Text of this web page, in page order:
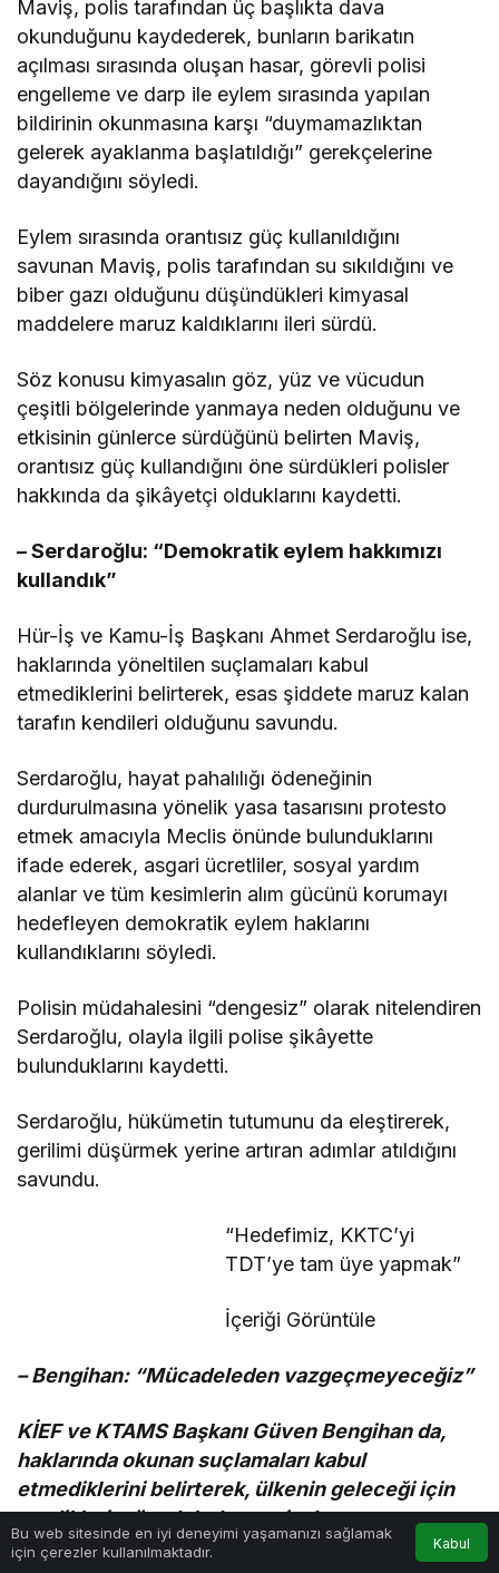
Maviş, polis tarafından üç başlıkta dava
okunduğunu kaydederek, bunların barikatın
açılması sırasında oluşan hasar, görevli polisi
engelleme ve darp ile eylem sırasında yapılan
bildirinin okunmasına karşı “duymamazlıktan
gelerek ayaklanma başlatıldığı” gerekçelerine
dayandığını söyledi.
Eylem sırasında orantısız güç kullanıldığını
savunan Maviş, polis tarafından su sıkıldığını ve
biber gazı olduğunu düşündükleri kimyasal
maddelere maruz kaldıklarını ileri sürdü.
Söz konusu kimyasalın göz, yüz ve vücudun
çeşitli bölgelerinde yanmaya neden olduğunu ve
etkisinin günlerce sürdüğünü belirten Maviş,
orantısız güç kullandığını öne sürdükleri polisler
hakkında da şikâyetçi olduklarını kaydetti.
– Serdaroğlu: “Demokratik eylem hakkımızı
kullandık”
Hür-İş ve Kamu-İş Başkanı Ahmet Serdaroğlu ise,
haklarında yöneltilen suçlamaları kabul
etmediklerini belirterek, esas şiddete maruz kalan
tarafın kendileri olduğunu savundu.
Serdaroğlu, hayat pahalılığı ödeneğinin
durdurulmasına yönelik yasa tasarısını protesto
etmek amacıyla Meclis önünde bulunduklarını
ifade ederek, asgari ücretliler, sosyal yardım
alanlar ve tüm kesimlerin alım gücünü korumayı
hedefleyen demokratik eylem haklarını
kullandıklarını söyledi.
Polisin müdahalesini “dengesiz” olarak nitelendiren
Serdaroğlu, olayla ilgili polise şikâyette
bulunduklarını kaydetti.
Serdaroğlu, hükümetin tutumunu da eleştirerek,
gerilimi düşürmek yerine artıran adımlar atıldığını
savundu.
“Hedefimiz, KKTC’yi
TDT’ye tam üye yapmak”
İçeriği Görüntüle
– Bengihan: “Mücadeleden vazgeçmeyeceğiz”
KİEF ve KTAMS Başkanı Güven Bengihan da,
haklarında okunan suçlamaları kabul
etmediklerini belirterek, ülkenin geleceği için
verdikleri mücadeleden geri adım
atmayacaklarını söyledi.
Bu web sitesinde en iyi deneyimi yaşamanızı sağlamak
için çerezler kullanılmaktadır.
Kabul
Anasayfa Hesabım